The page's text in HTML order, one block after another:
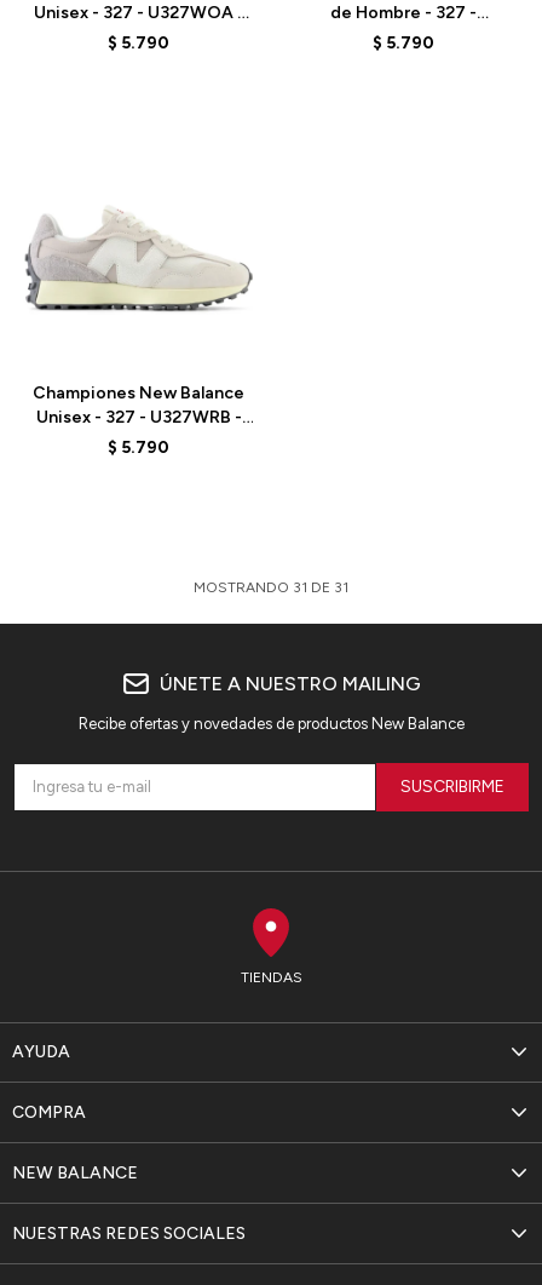
Unisex - 327 - U327WOA -
PALE MOSS
$ 5.790
de Hombre - 327 -
U327WOC - TEAM AWAY
$ 5.790
Championes New Balance
Unisex - 327 - U327WRB -
SEA SALT
$ 5.790
MOSTRANDO 31 DE 31
TIENDAS
AYUDA
NEW BALANCE
COMPRA
NUESTRAS REDES SOCIALES
ÚNETE A NUESTRO MAILING
Recibe ofertas y novedades de productos New Balance
SUSCRIBIRME